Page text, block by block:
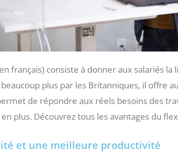
français) consiste à donner aux salariés
plus par les Britanniques, il offre
de répondre aux réels besoins des
plus. Découvrez tous les avantages du
et une meilleure productivité